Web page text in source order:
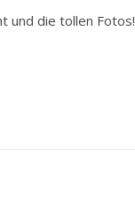
und die tollen Fotos!